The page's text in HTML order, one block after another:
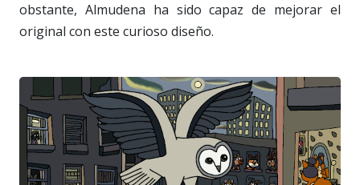
obstante, Almudena ha sido capaz de mejorar el
original con este curioso diseño.